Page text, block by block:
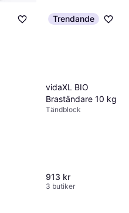
Trendande
vidaXL BIO
Braständare 10 kg
Tändblock
913 kr
3 butiker